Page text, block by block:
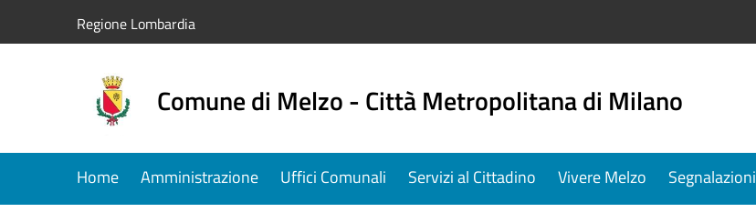
Regione Lombardia
Comune di Melzo - Città Metropolitana di Milano
Home Amministrazione Uffici Comunali Servizi al Cittadino Vivere Melzo Segnalazioni